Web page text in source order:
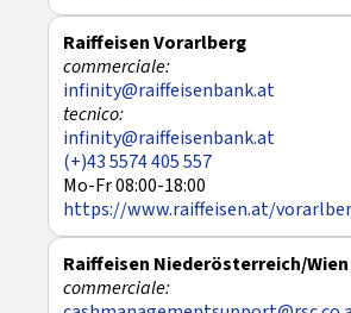
Raiffeisen Vorarlberg
infinity@raiffeisenbank.at
infinity@raiffeisenbank.at
(+)43 5574 405 557
Mo-Fr 08:00-18:00
https://www.raiffeisen.at/
Raiffeisen Niederösterreich/Wien